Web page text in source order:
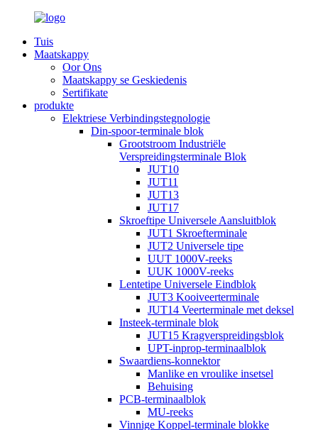
Tuis
Maatskappy
Oor Ons
Maatskappy se Geskiedenis
Sertifikate
produkte
Elektriese Verbindingstegnologie
Din-spoor-terminale blok
Grootstroom Industriële
Verspreidingsterminale Blok
JUT10
JUT11
JUT13
JUT17
Skroeftipe Universele Aansluitblok
JUT1 Skroefterminale
JUT2 Universele tipe
UUT 1000V-reeks
UUK 1000V-reeks
Lentetipe Universele Eindblok
JUT3 Kooiveerterminale
JUT14 Veerterminale met deksel
Insteek-terminale blok
JUT15 Kragverspreidingsblok
UPT-inprop-terminaalblok
Swaardiens-konnektor
Manlike en vroulike insetsel
Behuising
PCB-terminaalblok
MU-reeks
Vinnige Koppel-terminale blokke